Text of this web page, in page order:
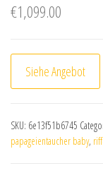
€1,099.00
Siehe Angebot
SKU: 6e13f51b6745
papageientaucher baby,